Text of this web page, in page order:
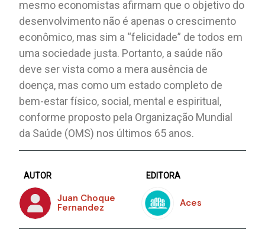
mesmo economistas afirmam que o objetivo do
desenvolvimento não é apenas o crescimento
econômico, mas sim a “felicidade” de todos em
uma sociedade justa. Portanto, a saúde não
deve ser vista como a mera ausência de
doença, mas como um estado completo de
bem-estar físico, social, mental e espiritual,
conforme proposto pela Organização Mundial
da Saúde (OMS) nos últimos 65 anos.
AUTOR
Juan Choque
Fernandez
EDITORA
Aces